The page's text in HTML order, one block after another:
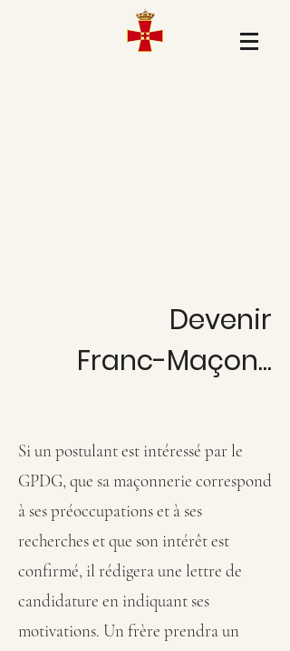
Devenir
Franc-Maçon...
Si un postulant est intéressé par le
GPDG, que sa maçonnerie correspond
à ses préoccupations et à ses
recherches et que son intérêt est
confirmé, il rédigera une lettre de
candidature en indiquant ses
motivations. Un frère prendra un